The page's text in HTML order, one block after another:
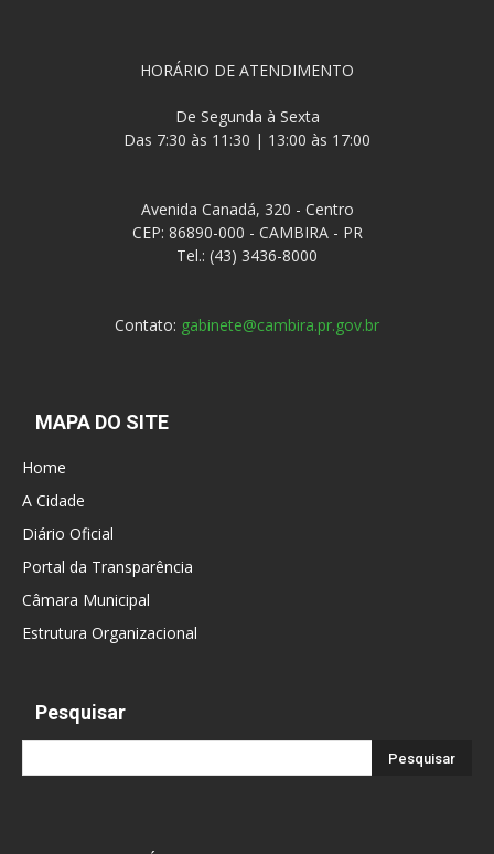
HORÁRIO DE ATENDIMENTO
De Segunda à Sexta
Das 7:30 às 11:30 | 13:00 às 17:00
Avenida Canadá, 320 - Centro
CEP: 86890-000 - CAMBIRA - PR
Tel.: (43) 3436-8000
Contato: gabinete@cambira.pr.gov.br
MAPA DO SITE
Home
A Cidade
Diário Oficial
Portal da Transparência
Câmara Municipal
Estrutura Organizacional
Pesquisar